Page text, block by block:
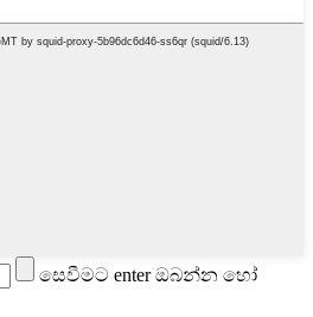
සෙවීමට enter ඔබන්න හෝ